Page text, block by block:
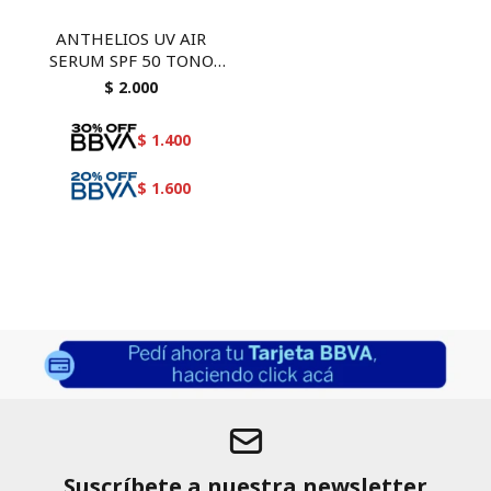
ANTHELIOS UV AIR
SERUM SPF 50 TONO
MEDIO 50 ML
$ 2.000
$ 1.400
$ 1.600